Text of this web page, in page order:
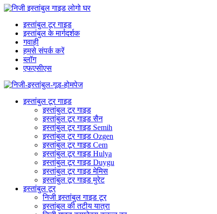
इस्तांबुल टूर गाइड
इस्तांबुल के मार्गदर्शक
गवाही
हमसे संपर्क करें
ब्लॉग
एफएसीएस
इस्तांबुल टूर गाइड
इस्तांबुल टूर गाइड
इस्तांबुल टूर गाइड सैन
इस्तांबुल टूर गाइड Semih
इस्तांबुल टूर गाइड Ozgen
इस्तांबुल टूर गाइड Cem
इस्तांबुल टूर गाइड Hulya
इस्तांबुल टूर गाइड Duygu
इस्तांबुल टूर गाइड मेमिस
इस्तांबुल टूर गाइड मुरेट
इस्तांबुल टूर
निजी इस्तांबुल गाइड टूर
इस्तांबुल की तटीय यात्रा